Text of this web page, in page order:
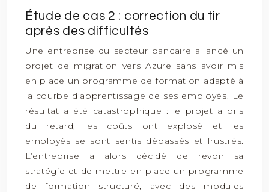
Étude de cas 2 : correction du tir
après des difficultés
Une entreprise du secteur bancaire a lancé un
projet de migration vers Azure sans avoir mis
en place un programme de formation adapté à
la courbe d’apprentissage de ses employés. Le
résultat a été catastrophique : le projet a pris
du retard, les coûts ont explosé et les
employés se sont sentis dépassés et frustrés.
L’entreprise a alors décidé de revoir sa
stratégie et de mettre en place un programme
de formation structuré, avec des modules